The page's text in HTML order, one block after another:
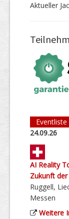
Aktueller
Eventliste
24.09.26
AI Reality
Zukunft
Ruggell,
Messen
Weitere